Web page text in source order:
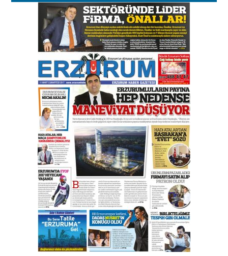
Murat Şahsuvaroğlu ERKON’da
çıtayı yukarı taşırken,
yönetimdekiler aşağı
çekmemeli!
17 Şubat 2026 SalıOrhan BOZKURT
Bir fotoğraf, bir şehir, bir
gazeteci… Dizginler kimin
elinde?
31 Mart 2026 Salı
A. Berhan Yılmaz
BİR BÖLÜM DEĞİL, BİR ÖMÜR
SEÇİYORSUNUZ… “NEDEN
ATATÜRK ÜNİVERSİTESİ?”
28 Temmuz 2026 Salı
Ahmet Gökhan YAZICI
Ahmed Yesevi’den bir Alperen…
”Reisimiz” idi… Hakka yürüdü.!
26 Mart 2026 Perşembe
Cem Bakırcı
Ardında bıraktığı hatıralarıyla
gönül adamı Faruk Terzioğlu!
13 Mayıs 2026 Çarşamba
Esat BİNDESEN
TRT’NİN BÖLGEYE AÇILAN SESİ